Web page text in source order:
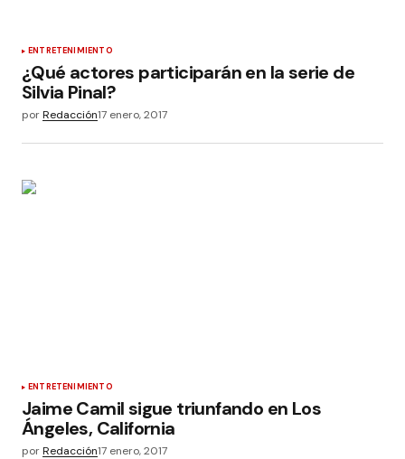
ENTRETENIMIENTO
¿Qué actores participarán en la serie de
Silvia Pinal?
porRedacción17 enero, 2017
ENTRETENIMIENTO
Jaime Camil sigue triunfando en Los
Ángeles, California
porRedacción17 enero, 2017